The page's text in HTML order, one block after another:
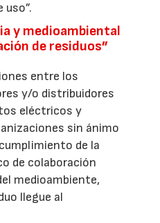
y medioambiental
de residuos”
entre los
y/o distribuidores
eléctricos y
sin ánimo
de la
de colaboración
medioambiente,
llegue al